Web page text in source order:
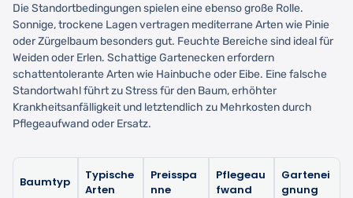
Die Standortbedingungen spielen eine ebenso große Rolle.
Sonnige, trockene Lagen vertragen mediterrane Arten wie Pinie
oder Zürgelbaum besonders gut. Feuchte Bereiche sind ideal für
Weiden oder Erlen. Schattige Gartenecken erfordern
schattentolerante Arten wie Hainbuche oder Eibe. Eine falsche
Standortwahl führt zu Stress für den Baum, erhöhter
Krankheitsanfälligkeit und letztendlich zu Mehrkosten durch
Pflegeaufwand oder Ersatz.
Baumtyp
Typische
Arten
Preisspa
nne
Pflegeau
fwand
Gartenei
gnung